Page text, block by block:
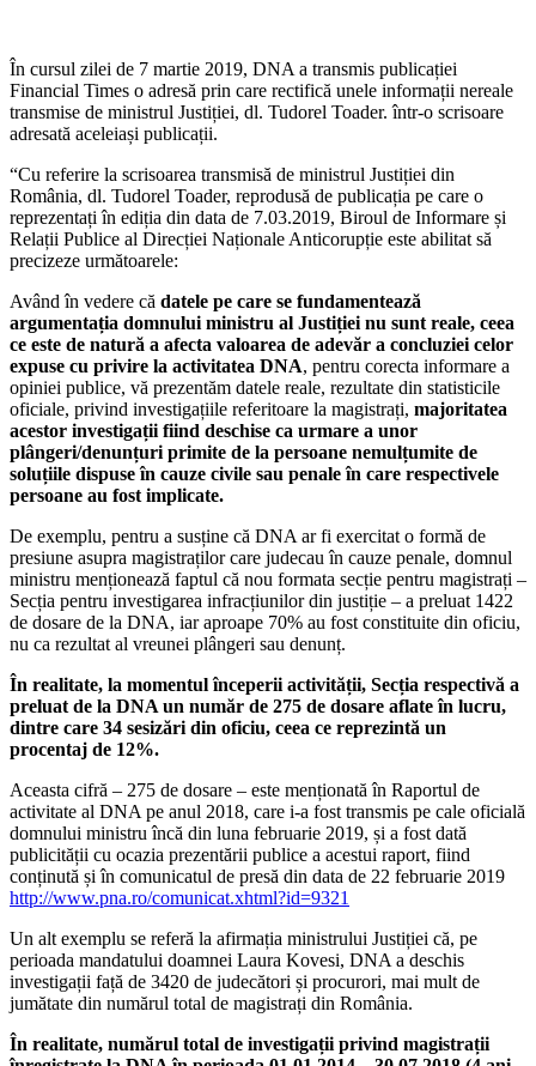
În cursul zilei de 7 martie 2019, DNA a transmis publicației
Financial Times o adresă prin care rectifică unele informații nereale
transmise de ministrul Justiției, dl. Tudorel Toader. într-o scrisoare
adresată aceleiași publicații.
“Cu referire la scrisoarea transmisă de ministrul Justiției din
România, dl. Tudorel Toader, reprodusă de publicația pe care o
reprezentați în ediția din data de 7.03.2019, Biroul de Informare și
Relații Publice al Direcției Naționale Anticorupție este abilitat să
precizeze următoarele:
Având în vedere că datele pe care se fundamentează
argumentația domnului ministru al Justiției nu sunt reale, ceea
ce este de natură a afecta valoarea de adevăr a concluziei celor
expuse cu privire la activitatea DNA, pentru corecta informare a
opiniei publice, vă prezentăm datele reale, rezultate din statisticile
oficiale, privind investigațiile referitoare la magistrați, majoritatea
acestor investigații fiind deschise ca urmare a unor
plângeri/denunțuri primite de la persoane nemulțumite de
soluțiile dispuse în cauze civile sau penale în care respectivele
persoane au fost implicate.
De exemplu, pentru a susține că DNA ar fi exercitat o formă de
presiune asupra magistraților care judecau în cauze penale, domnul
ministru menționează faptul că nou formata secție pentru magistrați –
Secția pentru investigarea infracțiunilor din justiție – a preluat 1422
de dosare de la DNA, iar aproape 70% au fost constituite din oficiu,
nu ca rezultat al vreunei plângeri sau denunț.
În realitate, la momentul începerii activității, Secția respectivă a
preluat de la DNA un număr de 275 de dosare aflate în lucru,
dintre care 34 sesizări din oficiu, ceea ce reprezintă un
procentaj de 12%.
Aceasta cifră – 275 de dosare – este menționată în Raportul de
activitate al DNA pe anul 2018, care i-a fost transmis pe cale oficială
domnului ministru încă din luna februarie 2019, și a fost dată
publicității cu ocazia prezentării publice a acestui raport, fiind
conținută și în comunicatul de presă din data de 22 februarie 2019
http://www.pna.ro/comunicat.xhtml?id=9321
Un alt exemplu se referă la afirmația ministrului Justiției că, pe
perioada mandatului doamnei Laura Kovesi, DNA a deschis
investigații față de 3420 de judecători și procurori, mai mult de
jumătate din numărul total de magistrați din România.
În realitate, numărul total de investigații privind magistrații